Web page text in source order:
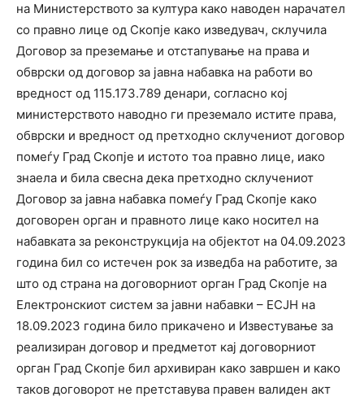
на Министерството за култура како наводен нарачател
со правно лице од Скопје како изведувач, склучила
Договор за преземање и отстапување на права и
обврски од договор за јавна набавка на работи во
вредност од 115.173.789 денари, согласно кој
министерството наводно ги преземало истите права,
обврски и вредност од претходно склучениот договор
помеѓу Град Скопје и истото тоа правно лице, иако
знаела и била свесна дека претходно склучениот
Договор за јавна набавка помеѓу Град Скопје како
договорен орган и правното лице како носител на
набавката за реконструкција на објектот на 04.09.2023
година бил со истечен рок за изведба на работите, за
што од страна на договорниот орган Град Скопје на
Електронскиот систем за јавни набавки – ЕСЈН на
18.09.2023 година било прикачено и Известување за
реализиран договор и предметот кај договорниот
орган Град Скопје бил архивиран како завршен и како
таков договорот не претставува правен валиден акт